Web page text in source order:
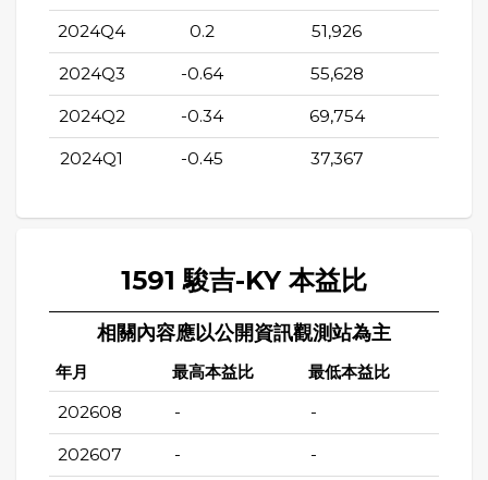
2024Q4 0.2 51,926
2024Q3 -0.64 55,628
2024Q2 -0.34 69,754
2024Q1 -0.45 37,367
1591 駿吉-KY 本益比
相關內容應以公開資訊觀測站為主
年月 最高本益比 最低本益比
202608 - -
202607 - -